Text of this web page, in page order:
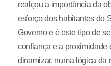
realçou a importância da
esforço dos habitantes do
Governo e é este tipo de
confiança e a proximidade
dinamizar, numa lógica da